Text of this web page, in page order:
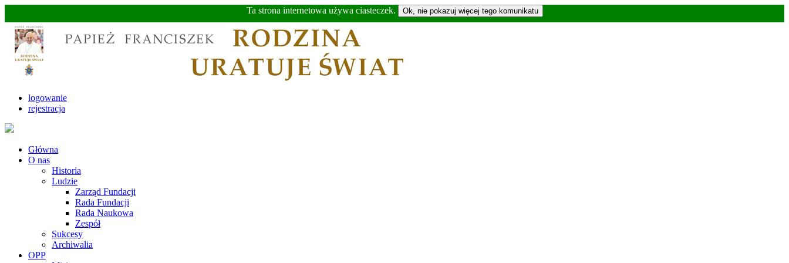
Ta strona internetowa używa ciasteczek.
logowanie
rejestracja
Główna
O nas
Historia
Ludzie
Zarząd Fundacji
Rada Fundacji
Rada Naukowa
Zespół
Sukcesy
Archiwalia
OPP